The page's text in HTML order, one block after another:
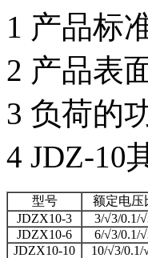
1 产品标
2 产品表
3 负荷的
4 JDZ-10
型号 额定电压
JDZX10-3
3/√3/0.1/
JDZX10-6
6/√3/0.1/
JDZX10-10
10/√3/0.1/